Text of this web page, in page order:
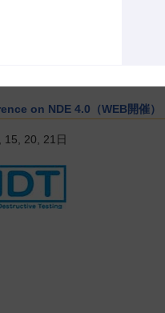
on NDE 4.0（WEB開催）
15, 20, 21日